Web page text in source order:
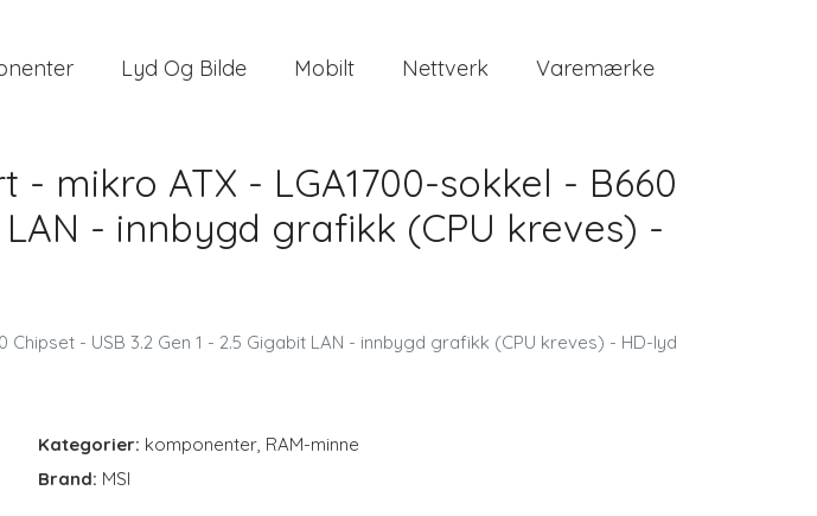
Lyd Og Bilde Mobilt Nettverk Varemærke
- mikro ATX - LGA1700-sokkel - B660
- innbygd grafikk (CPU kreves) -
- USB 3.2 Gen 1 - 2.5 Gigabit LAN - innbygd grafikk (CPU kreves) - HD-lyd
Kategorier: komponenter, RAM-minne
Brand: MSI